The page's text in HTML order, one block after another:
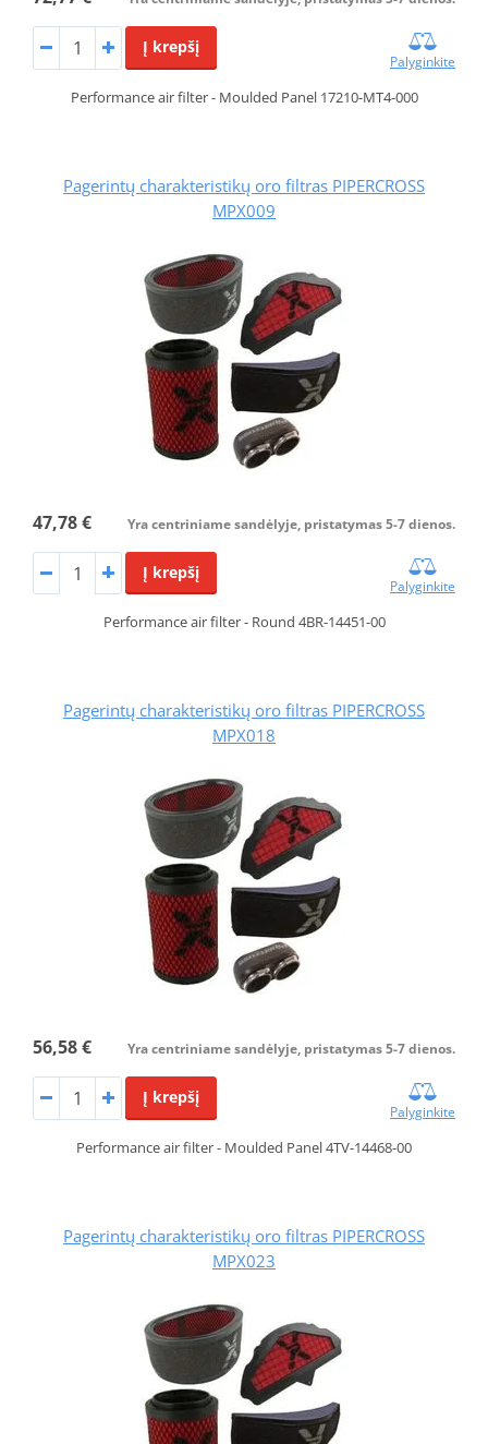
Į krepšį
Palyginkite
Performance air filter - Moulded Panel 17210-MT4-000
Pagerintų charakteristikų oro filtras PIPERCROSS
MPX009
47,78 € Yra centriniame sandėlyje, pristatymas 5-7 dienos.
Į krepšį
Palyginkite
Performance air filter - Round 4BR-14451-00
Pagerintų charakteristikų oro filtras PIPERCROSS
MPX018
56,58 € Yra centriniame sandėlyje, pristatymas 5-7 dienos.
Į krepšį
Palyginkite
Performance air filter - Moulded Panel 4TV-14468-00
Pagerintų charakteristikų oro filtras PIPERCROSS
MPX023